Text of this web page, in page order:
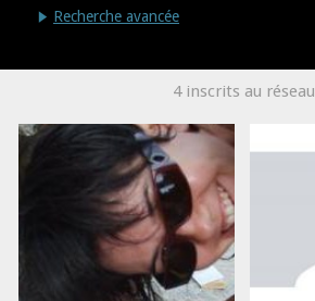
Recherche avancée
4 inscrits au réseau